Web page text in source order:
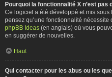
Pourquoi la fonctionnalité X n’est pas
Ce logiciel a été développé et mis
pensez qu’une fonctionnalité nécessite
phpBB Ideas (en anglais) où vous
en suggérer de nouvelles.
Haut
Qui contacter pour les abus ou les